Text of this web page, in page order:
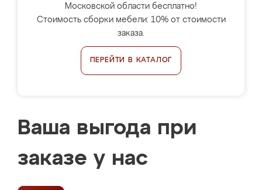
Московской области бесплатно!
Стоимость сборки мебели: 10% от стоимости
заказа.
ПЕРЕЙТИ В КАТАЛОГ
Ваша выгода при
заказе у нас